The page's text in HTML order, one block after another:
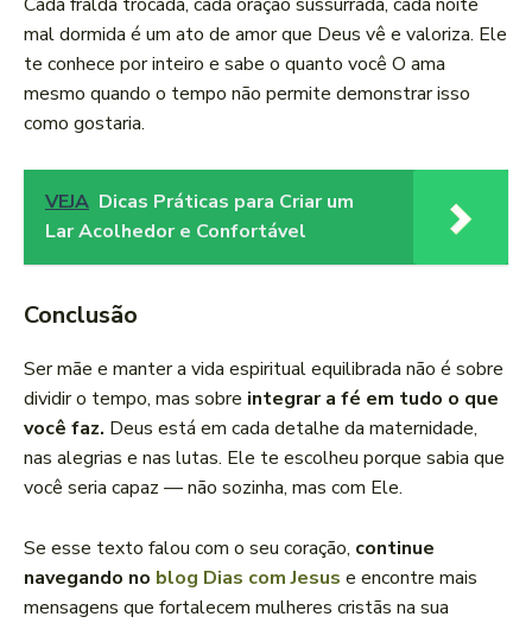
mal dormida é um ato de amor que Deus vê e valoriza. Ele
te conhece por inteiro e sabe o quanto você O ama
mesmo quando o tempo não permite demonstrar isso
como gostaria.
VEJA Dicas Práticas para Criar um
Lar Acolhedor e Confortável
Conclusão
Ser mãe e manter a vida espiritual equilibrada não é sobre
dividir o tempo, mas sobre integrar a fé em tudo o que
você faz. Deus está em cada detalhe da maternidade,
nas alegrias e nas lutas. Ele te escolheu porque sabia que
você seria capaz — não sozinha, mas com Ele.
Se esse texto falou com o seu coração, continue
navegando no blog Dias com Jesus e encontre mais
mensagens que fortalecem mulheres cristãs na sua